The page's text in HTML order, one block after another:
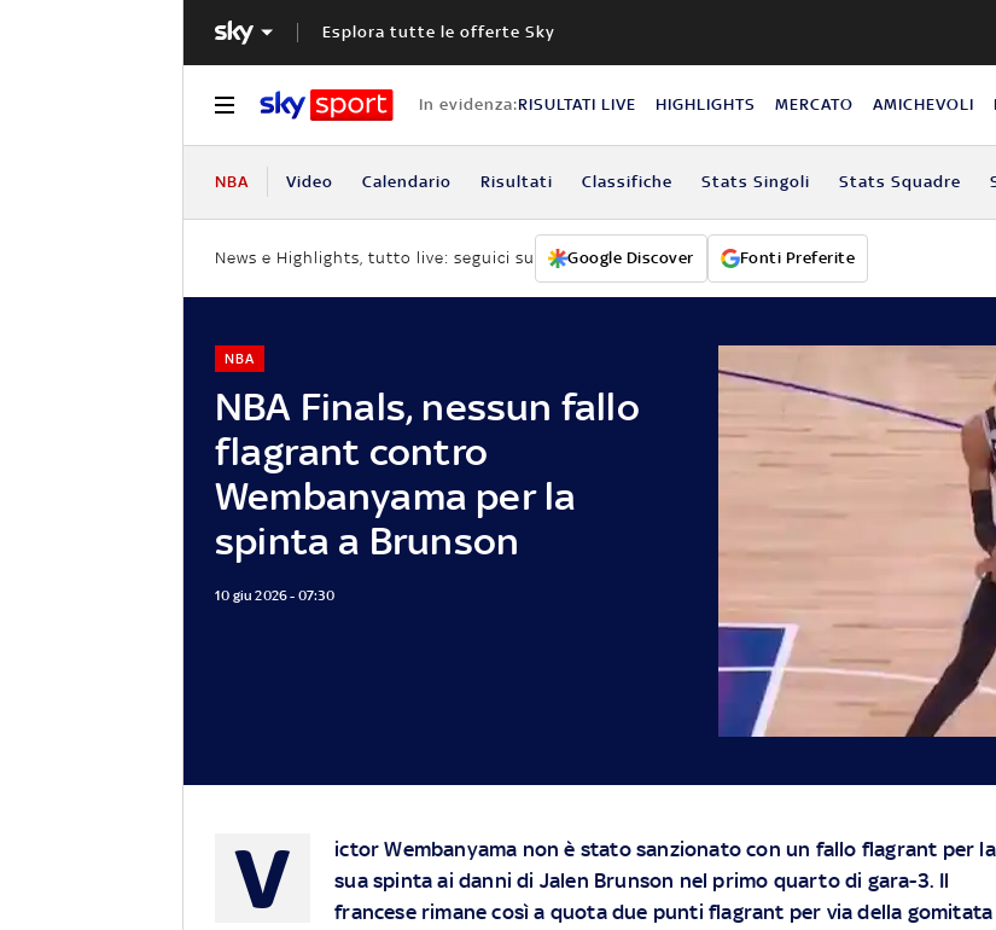
Esplora tutte le offerte Sky
In evidenza:RISULTATI LIVE HIGHLIGHTS MERCATO AMICHEVOLI
NBA Video Calendario Risultati Classifiche Stats Singoli Stats Squadre
News e Highlights, tutto live: seguici su Google Discover Fonti Preferite
NBA Finals, nessun fallo
flagrant contro
Wembanyama per la
spinta a Brunson
NBA
10 giu 2026 - 07:30
V
ictor Wembanyama non è stato sanzionato con un fallo flagrant per la
sua spinta ai danni di Jalen Brunson nel primo quarto di gara-3. Il
francese rimane così a quota due punti flagrant per via della gomitata